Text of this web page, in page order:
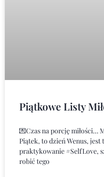
Piątkowe Listy
💌Czas na porcję miłości…
Piątek, to dzień Wenus, jest
praktykowanie #SelfLove,
robić tego